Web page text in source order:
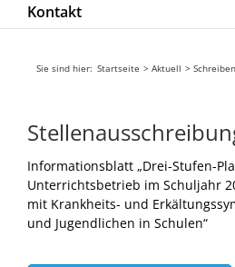
Kontakt
Sie sind hier: Startseite Aktuell
Informationsblatt „Drei-Stufen-
Unterrichtsbetrieb im Schuljahr
mit Krankheits- und
und Jugendlichen in Schulen“